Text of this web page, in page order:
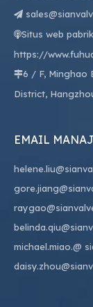

Situs web
https://
6 / F, Minghao
District,
EMAIL
michael.miao.@